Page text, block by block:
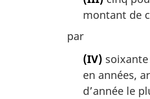
montant de
par
(IV)
en années,
d’année le